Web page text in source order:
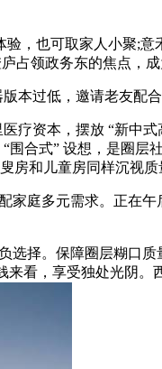
也可取家人小聚;意
占领政务东的焦点，成
过低，邀请老友配合
资本，摆放 “新中式
合式” 设想，是圈
和儿童房同样沉视
庭多元需求。正在
择。保障圈层糊口
看，享受独处光阴。